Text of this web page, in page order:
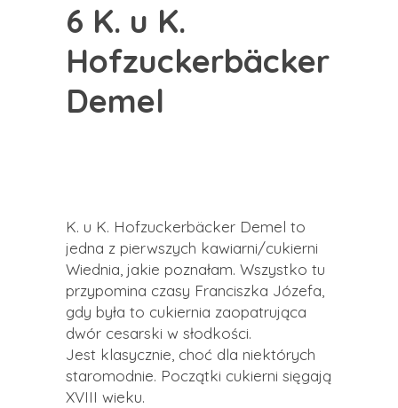
6 K. u K.
Hofzuckerbäcker
Demel
K. u K. Hofzuckerbäcker Demel to
jedna z pierwszych kawiarni/cukierni
Wiednia, jakie poznałam. Wszystko tu
przypomina czasy Franciszka Józefa,
gdy była to cukiernia zaopatrująca
dwór cesarski w słodkości.
Jest klasycznie, choć dla niektórych
staromodnie. Początki cukierni sięgają
XVIII wieku.